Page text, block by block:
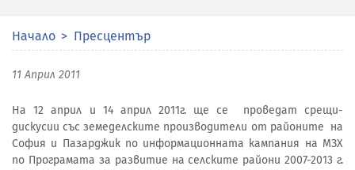
Начало Пресцентър
11 Април 2011
На 12 април и 14 април 2011г. ще се проведат срещи-
дискусии със земеделските производители от районите на
София и Пазарджик по информационната кампания на МЗХ
по Програмата за развитие на селските райони 2007-2013 г.